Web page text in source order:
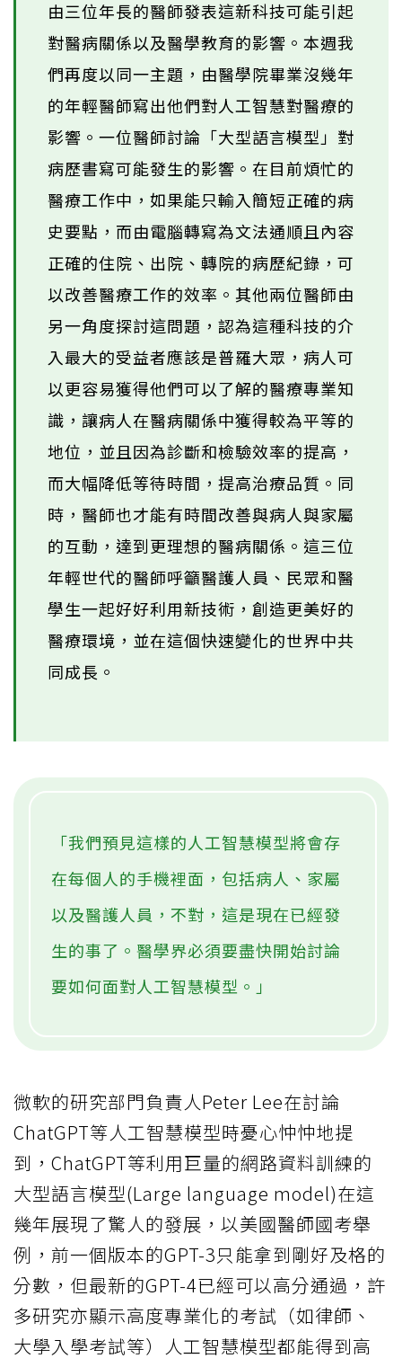
由三位年長的醫師發表這新科技可能引起
對醫病關係以及醫學教育的影響。本週我
們再度以同一主題，由醫學院畢業沒幾年
的年輕醫師寫出他們對人工智慧對醫療的
影響。一位醫師討論「大型語言模型」對
病歷書寫可能發生的影響。在目前煩忙的
醫療工作中，如果能只輸入簡短正確的病
史要點，而由電腦轉寫為文法通順且內容
正確的住院、出院、轉院的病歷紀錄，可
以改善醫療工作的效率。其他兩位醫師由
另一角度探討這問題，認為這種科技的介
入最大的受益者應該是普羅大眾，病人可
以更容易獲得他們可以了解的醫療專業知
識，讓病人在醫病關係中獲得較為平等的
地位，並且因為診斷和檢驗效率的提高，
而大幅降低等待時間，提高治療品質。同
時，醫師也才能有時間改善與病人與家屬
的互動，達到更理想的醫病關係。這三位
年輕世代的醫師呼籲醫護人員、民眾和醫
學生一起好好利用新技術，創造更美好的
醫療環境，並在這個快速變化的世界中共
同成長。
「我們預見這樣的人工智慧模型將會存
在每個人的手機裡面，包括病人、家屬
以及醫護人員，不對，這是現在已經發
生的事了。醫學界必須要盡快開始討論
要如何面對人工智慧模型。」
微軟的研究部門負責人Peter Lee在討論
ChatGPT等人工智慧模型時憂心忡忡地提
到，ChatGPT等利用巨量的網路資料訓練的
大型語言模型(Large language model)在這
幾年展現了驚人的發展，以美國醫師國考舉
例，前一個版本的GPT-3只能拿到剛好及格的
分數，但最新的GPT-4已經可以高分通過，許
多研究亦顯示高度專業化的考試（如律師、
大學入學考試等）人工智慧模型都能得到高